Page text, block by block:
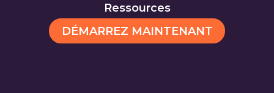
Ressources
DÉMARREZ MAINTENANT